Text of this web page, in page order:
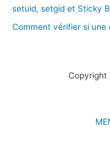
setuid, setgid et Sticky
Comment vérifier si une